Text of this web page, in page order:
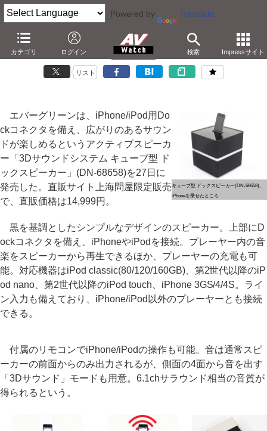
Powered by Translate
カテゴリ ログイン 検索 Impressサイト
エバーグリーン、14,999円のキューブ型iPodスピーカー
－4面から音が出る3Dサウンドモード搭載。リモコン操作
リスト
キューブ型 ドックスピーカー(DN-68658)。
iPhoneを乗せたところ
エバーグリーンは、iPhone/iPod用Do
ckコネクタを備え、広がりのあるサウン
ドが楽しめるというアクティブスピーカ
ー「3Dサウンドシステム キューブ型 ド
ックスピーカー」(DN-68658)を27日に
発売した。直販サイト上海問屋限定販売
で、直販価格は14,999円。
黒を基調としたシンプルなデザインのスピーカー。上部にD
ockコネクタを備え、iPhoneやiPodを接続。プレーヤー内の音
楽をスピーカーから再生できるほか、プレーヤーの充電も可
能。対応機器はiPod classic(80/120/160GB)、第2世代以降のiP
od nano、第2世代以降のiPod touch、iPhone 3GS/4/4S。ライ
ン入力も備えており、iPhone/iPod以外のプレーヤーとも接続
できる。
付属のリモコンでiPhone/iPodの操作も可能。音は通常スピ
ーカーの前面からのみ出力されるが、側面の4面から音を出す
「3Dサウンド」モードも用意。6.1chサラウンド相当の音質が
得られるという。